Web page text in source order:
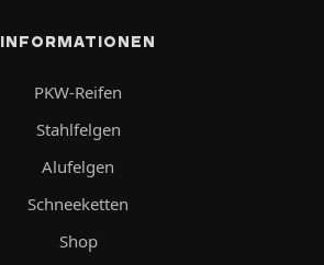
INFORMATIONEN
PKW-Reifen
Stahlfelgen
Alufelgen
Schneeketten
Shop